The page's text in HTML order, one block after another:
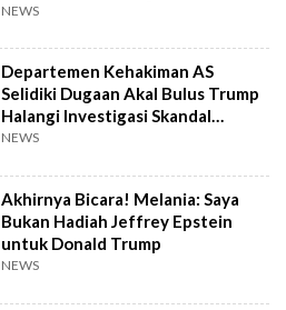
NEWS
Departemen Kehakiman AS
Selidiki Dugaan Akal Bulus Trump
Halangi Investigasi Skandal
Epstein
NEWS
Akhirnya Bicara! Melania: Saya
Bukan Hadiah Jeffrey Epstein
untuk Donald Trump
NEWS